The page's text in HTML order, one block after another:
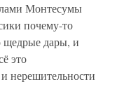
Монтесумы
почему-то
щедрые дары, и
это
нерешительности